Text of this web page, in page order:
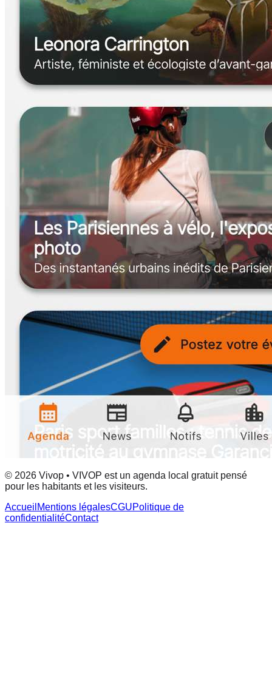
© 2026 Vivop • VIVOP est un agenda local gratuit pensé
pour les habitants et les visiteurs.
Accueil Mentions légalesCGUPolitique de
confidentialitéContact